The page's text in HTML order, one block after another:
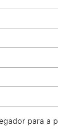
para a